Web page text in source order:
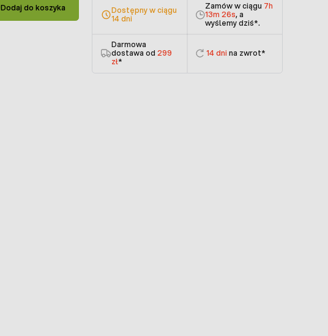
Dodaj do koszyka
Dostępny w ciągu
14 dni
Zamów w ciągu 7h
13m 26s, a
wyślemy dziś*.
Darmowa
dostawa od 299
zł*
14 dni na zwrot*